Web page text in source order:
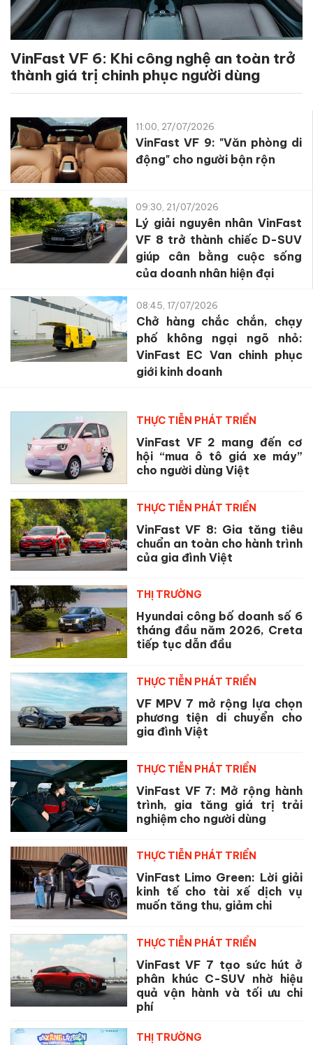
VinFast VF 6: Khi công nghệ an toàn trở
thành giá trị chinh phục người dùng
11:00, 27/07/2026
VinFast VF 9: "Văn phòng di
động" cho người bận rộn
09:30, 21/07/2026
Lý giải nguyên nhân VinFast
VF 8 trở thành chiếc D-SUV
giúp cân bằng cuộc sống
của doanh nhân hiện đại
08:45, 17/07/2026
Chở hàng chắc chắn, chạy
phố không ngại ngõ nhỏ:
VinFast EC Van chinh phục
giới kinh doanh
THỰC TIỄN PHÁT TRIỂN
VinFast VF 2 mang đến cơ
hội “mua ô tô giá xe máy”
cho người dùng Việt
THỰC TIỄN PHÁT TRIỂN
VinFast VF 8: Gia tăng tiêu
chuẩn an toàn cho hành trình
của gia đình Việt
THỊ TRƯỜNG
Hyundai công bố doanh số 6
tháng đầu năm 2026, Creta
tiếp tục dẫn đầu
THỰC TIỄN PHÁT TRIỂN
VF MPV 7 mở rộng lựa chọn
phương tiện di chuyển cho
gia đình Việt
THỰC TIỄN PHÁT TRIỂN
VinFast VF 7: Mở rộng hành
trình, gia tăng giá trị trải
nghiệm cho người dùng
THỰC TIỄN PHÁT TRIỂN
VinFast Limo Green: Lời giải
kinh tế cho tài xế dịch vụ
muốn tăng thu, giảm chi
THỰC TIỄN PHÁT TRIỂN
VinFast VF 7 tạo sức hút ở
phân khúc C-SUV nhờ hiệu
quả vận hành và tối ưu chi
phí
THỊ TRƯỜNG